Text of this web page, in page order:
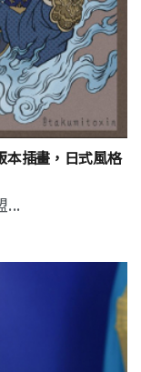
本插畫，日式風格
...